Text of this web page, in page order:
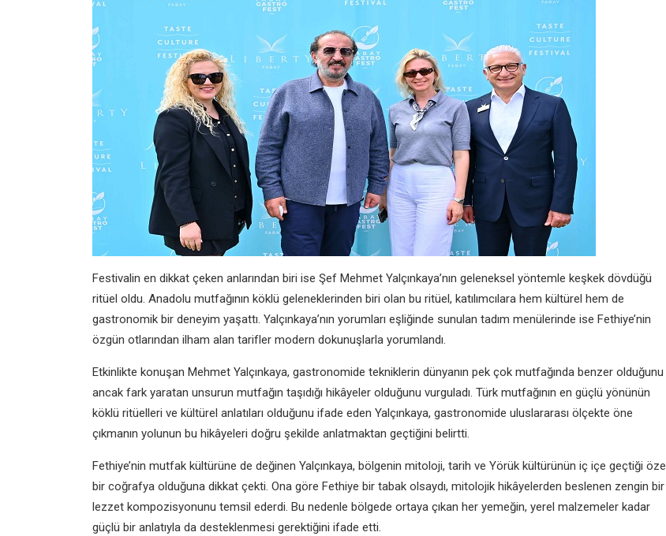
Festivalin en dikkat çeken anlarından biri ise Şef Mehmet Yalçınkaya’nın geleneksel yöntemle keşkek dövdüğü
ritüel oldu. Anadolu mutfağının köklü geleneklerinden biri olan bu ritüel, katılımcılara hem kültürel hem de
gastronomik bir deneyim yaşattı. Yalçınkaya’nın yorumları eşliğinde sunulan tadım menülerinde ise Fethiye’nin
özgün otlarından ilham alan tarifler modern dokunuşlarla yorumlandı.
Etkinlikte konuşan Mehmet Yalçınkaya, gastronomide tekniklerin dünyanın pek çok mutfağında benzer olduğunu
ancak fark yaratan unsurun mutfağın taşıdığı hikâyeler olduğunu vurguladı. Türk mutfağının en güçlü yönünün
köklü ritüelleri ve kültürel anlatıları olduğunu ifade eden Yalçınkaya, gastronomide uluslararası ölçekte öne
çıkmanın yolunun bu hikâyeleri doğru şekilde anlatmaktan geçtiğini belirtti.
Fethiye’nin mutfak kültürüne de değinen Yalçınkaya, bölgenin mitoloji, tarih ve Yörük kültürünün iç içe geçtiği
bir coğrafya olduğuna dikkat çekti. Ona göre Fethiye bir tabak olsaydı, mitolojik hikâyelerden beslenen zengin bir
lezzet kompozisyonunu temsil ederdi. Bu nedenle bölgede ortaya çıkan her yemeğin, yerel malzemeler kadar
güçlü bir anlatıyla da desteklenmesi gerektiğini ifade etti.